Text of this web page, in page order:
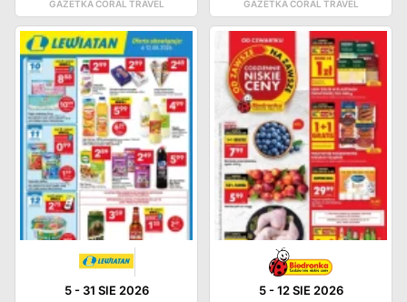
GAZETKA CORAL TRAVEL GAZETKA CORAL TRAVEL
5- 31 SIE 2026 5-12 SIE 2026